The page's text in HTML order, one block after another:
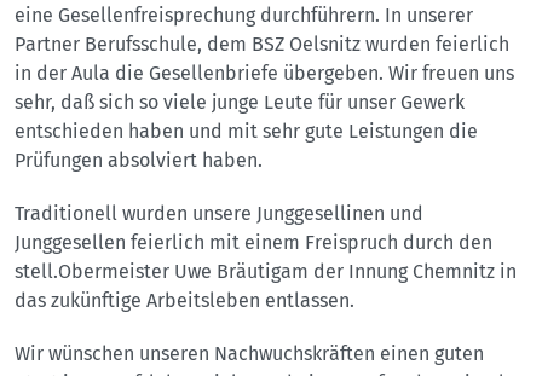
eine Gesellenfreisprechung durchführern. In unserer
Partner Berufsschule, dem BSZ Oelsnitz wurden feierlich
in der Aula die Gesellenbriefe übergeben. Wir freuen uns
sehr, daß sich so viele junge Leute für unser Gewerk
entschieden haben und mit sehr gute Leistungen die
Prüfungen absolviert haben.
Traditionell wurden unsere Junggesellinen und
Junggesellen feierlich mit einem Freispruch durch den
stell.Obermeister Uwe Bräutigam der Innung Chemnitz in
das zukünftige Arbeitsleben entlassen.
Wir wünschen unseren Nachwuchskräften einen guten